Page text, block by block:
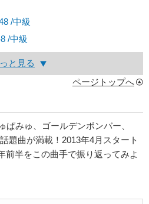
/中級
/中級
と見る
ページトップへ
ぱみゅ、ゴールデンボンバー、
題曲が満載！2013年4月スタート
前半をこの曲手で振り返ってみよ